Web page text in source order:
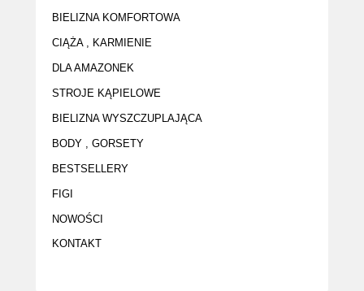
BIELIZNA KOMFORTOWA
CIĄŻA , KARMIENIE
DLA AMAZONEK
STROJE KĄPIELOWE
BIELIZNA WYSZCZUPLAJĄCA
BODY , GORSETY
BESTSELLERY
FIGI
NOWOŚCI
KONTAKT